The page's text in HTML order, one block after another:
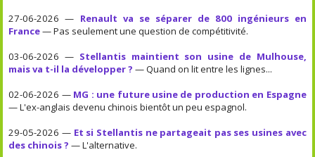
27-06-2026 — Renault va se séparer de 800 ingénieurs en
France— Pas seulement une question de compétitivité.
03-06-2026 — Stellantis maintient son usine de Mulhouse,
mais va t-il la développer ? — Quand on lit entre les lignes...
02-06-2026 — MG : une future usine de production en Espagne
— L'ex-anglais devenu chinois bientôt un peu espagnol.
29-05-2026 — Et si Stellantis ne partageait pas ses usines avec
des chinois ? — L'alternative.